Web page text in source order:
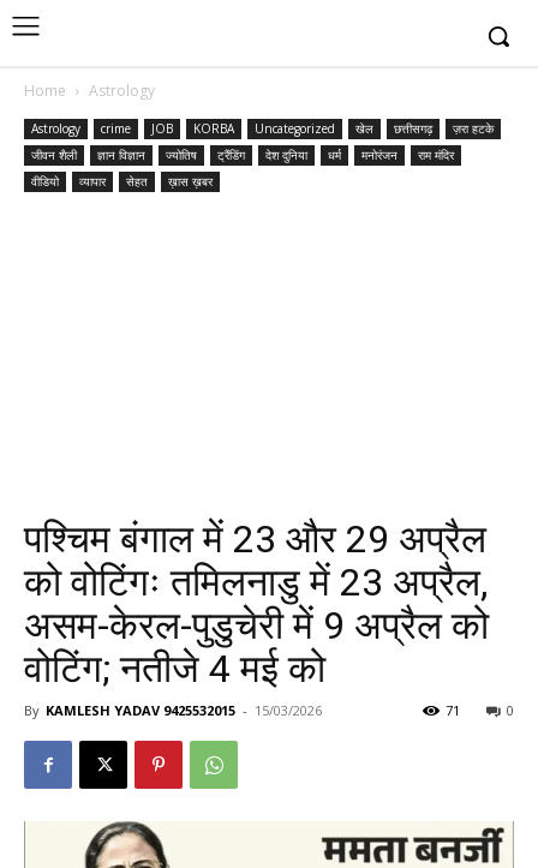
Home Astrology
Astrology crime JOB KORBA Uncategorized खेल छत्तीसगढ़
ज़रा हटके
जीवन शैली
ज्ञान विज्ञान ज्योतिष ट्रैंडिंग देश दुनिया धर्म मनोरंजन
राम मंदिर
वीडियो
व्यापार सेहत ख़ास ख़बर
पश्चिम बंगाल में 23 और 29 अप्रैल
को वोटिंगः तमिलनाडु में 23 अप्रैल,
असम-केरल-पुडुचेरी में 9 अप्रैल को
वोटिंग; नतीजे 4 मई को
By KAMLESH YADAV 9425532015 - 15/03/2026 0
71